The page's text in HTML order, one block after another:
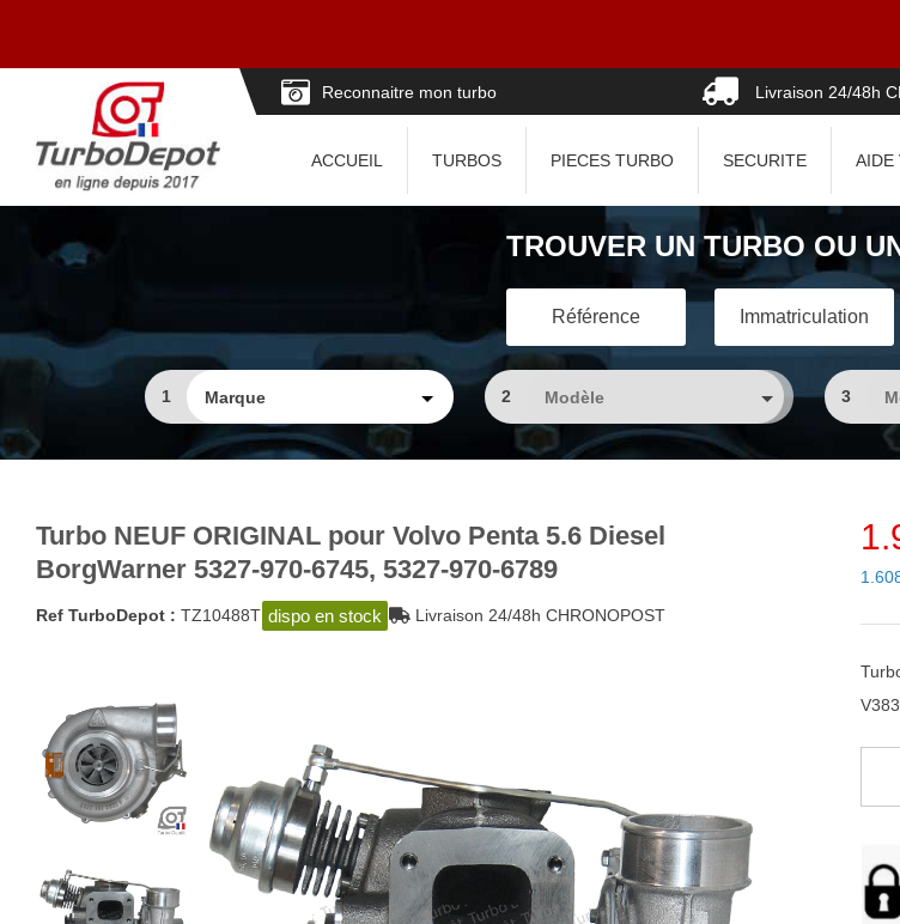
Reconnaitre mon turbo Livraison 24/48h
ACCUEIL TURBOS PIECES TURBO SECURITE AIDE
TROUVER UN TURBO OU
Référence Immatriculation
1 2 3
Turbo NEUF ORIGINAL pour Volvo Penta 5.6 Diesel
BorgWarner 5327-970-6745, 5327-970-6789
Ref TurboDepot : TZ10488T dispo en stock Livraison 24/48h CHRONOPOST
NEUF